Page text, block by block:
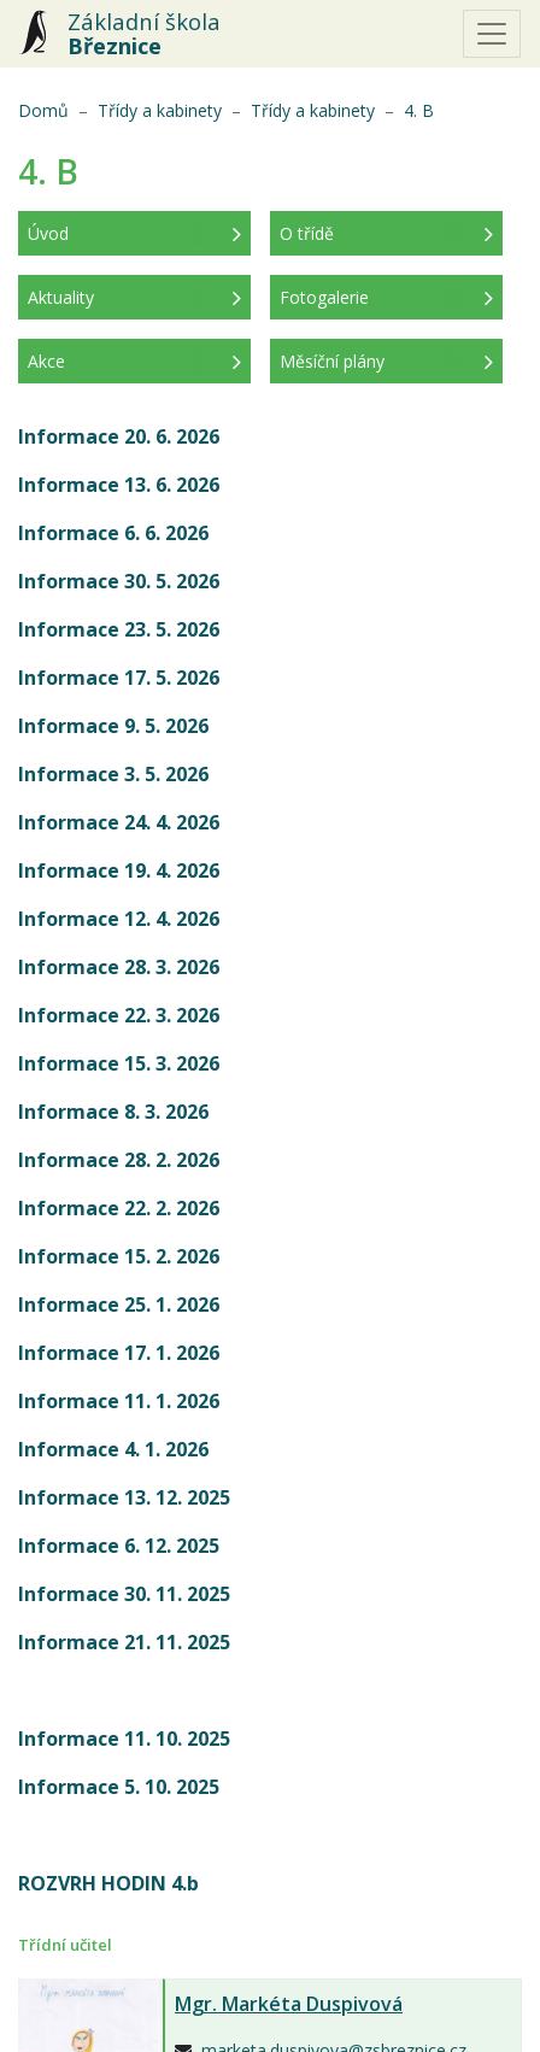
Základní škola
Březnice
Domů Třídy a kabinety Třídy a kabinety 4. B
4. B
Úvod
(aktuální)
O třídě
Aktuality Fotogalerie
Akce Měsíční plány
Informace 20. 6. 2026
Informace 13. 6. 2026
Informace 6. 6. 2026
Informace 30. 5. 2026
Informace 23. 5. 2026
Informace 17. 5. 2026
Informace 9. 5. 2026
Informace 3. 5. 2026
Informace 24. 4. 2026
Informace 19. 4. 2026
Informace 12. 4. 2026
Informace 28. 3. 2026
Informace 22. 3. 2026
Informace 15. 3. 2026
Informace 8. 3. 2026
Informace 28. 2. 2026
Informace 22. 2. 2026
Informace 15. 2. 2026
Informace 25. 1. 2026
Informace 17. 1. 2026
Informace 11. 1. 2026
Informace 4. 1. 2026
Informace 13. 12. 2025
Informace 6. 12. 2025
Informace 30. 11. 2025
Informace 21. 11. 2025
Informace 11. 10. 2025
Informace 5. 10. 2025
ROZVRH HODIN 4.b
Třídní učitel
Mgr. Markéta Duspivová